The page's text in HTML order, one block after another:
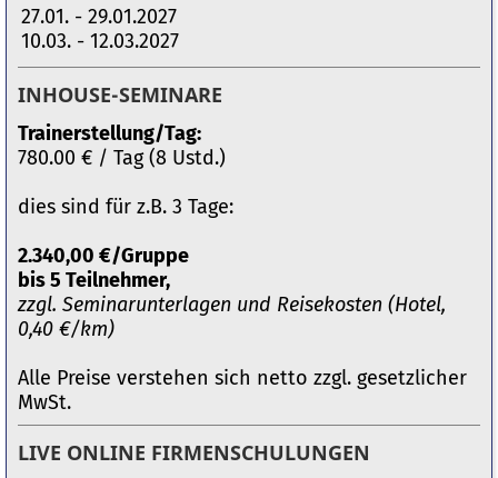
27.01. - 29.01.2027
10.03. - 12.03.2027
INHOUSE-SEMINARE
Trainerstellung/Tag:
780.00 € / Tag (8 Ustd.)
dies sind für z.B. 3 Tage:
2.340,00 €/Gruppe
bis 5 Teilnehmer,
zzgl. Seminarunterlagen und Reisekosten (Hotel,
0,40 €/km)
Alle Preise verstehen sich netto zzgl. gesetzlicher
MwSt.
LIVE ONLINE FIRMENSCHULUNGEN